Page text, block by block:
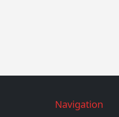
Navigation